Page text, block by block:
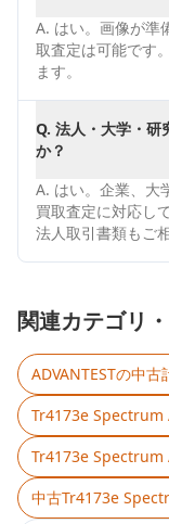
A. はい。画像が準
取査定は可能です
ます。
Q. 法人・大学・研
か？
A. はい。企業、大
買取査定に対応し
法人取引書類もご
関連カテゴリ
ADVANTESTの中古
Tr4173e Spectrum
Tr4173e Spectrum
中古Tr4173e